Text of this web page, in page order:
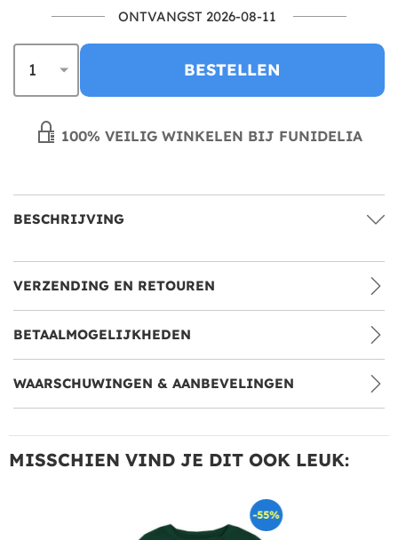
ONTVANGST 2026-08-11
BESTELLEN
100% VEILIG WINKELEN BIJ FUNIDELIA
BESCHRIJVING
VERZENDING EN RETOUREN
BETAALMOGELIJKHEDEN
WAARSCHUWINGEN & AANBEVELINGEN
MISSCHIEN VIND JE DIT OOK LEUK:
-55%